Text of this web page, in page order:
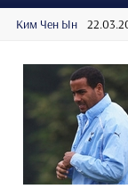
Ким Чен Ын